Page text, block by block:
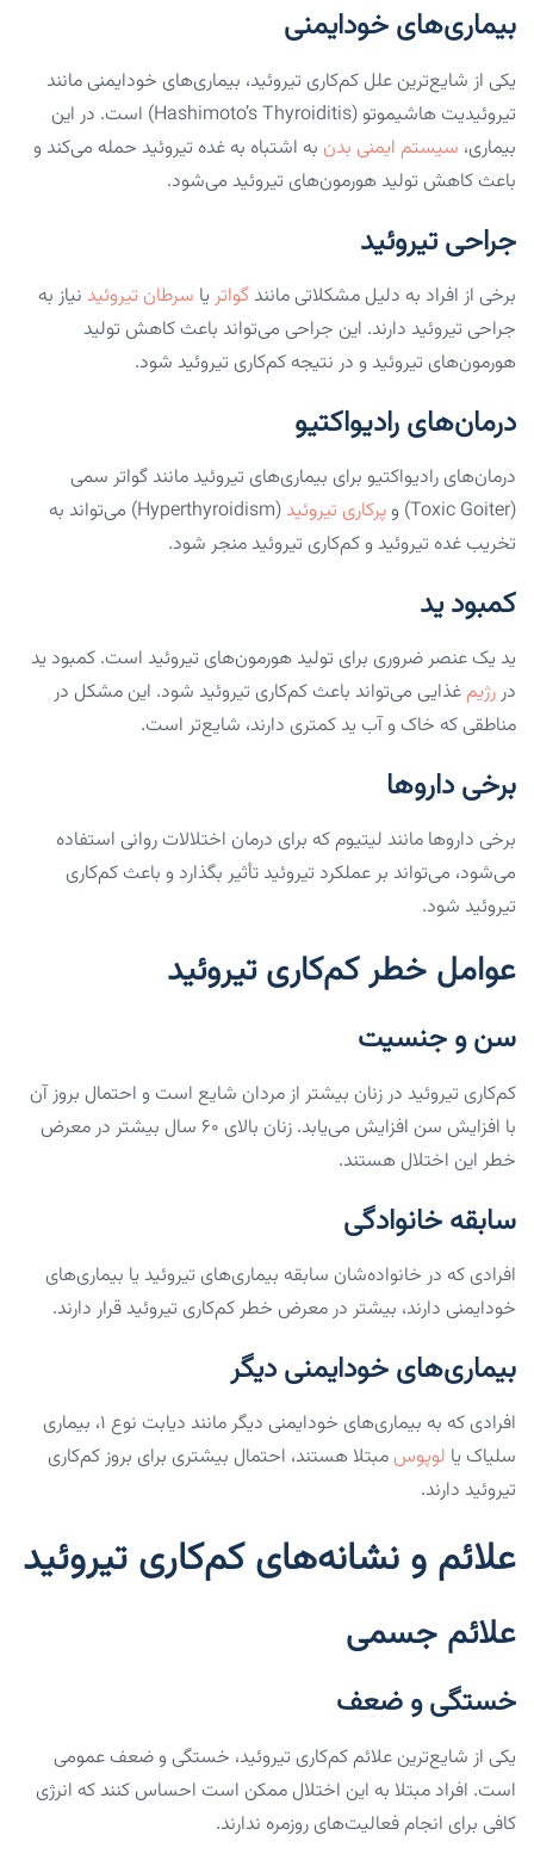
بیماری‌های خودایمنی
یکی از شایع‌ترین علل کم‌کاری تیروئید، بیماری‌های خودایمنی مانند
تیروئیدیت هاشیموتو (Hashimoto’s Thyroiditis) است. در این
بیماری، سیستم ایمنی بدن به اشتباه به غده تیروئید حمله می‌کند و
باعث کاهش تولید هورمون‌های تیروئید می‌شود.
جراحی تیروئید
برخی از افراد به دلیل مشکلاتی مانند گواتر یا سرطان تیروئید نیاز به
جراحی تیروئید دارند. این جراحی می‌تواند باعث کاهش تولید
هورمون‌های تیروئید و در نتیجه کم‌کاری تیروئید شود.
درمان‌های رادیواکتیو
درمان‌های رادیواکتیو برای بیماری‌های تیروئید مانند گواتر سمی
(Toxic Goiter) و
پرکاری تیروئید
(Hyperthyroidism) می‌تواند به
تخریب غده تیروئید و کم‌کاری تیروئید منجر شود.
کمبود ید
ید یک عنصر ضروری برای تولید هورمون‌های تیروئید است. کمبود ید
دررژیم غذایی می‌تواند باعث کم‌کاری تیروئید شود. این مشکل در
مناطقی که خاک و آب ید کمتری دارند، شایع‌تر است.
برخی داروها
برخی داروها مانند لیتیوم که برای درمان اختلالات روانی استفاده
می‌شود، می‌تواند بر عملکرد تیروئید تأثیر بگذارد و باعث کم‌کاری
تیروئید شود.
عوامل خطر کم‌کاری تیروئید
سن و جنسیت
کم‌کاری تیروئید در زنان بیشتر از مردان شایع است و احتمال بروز آن
با افزایش سن افزایش می‌یابد. زنان بالای ۶۰ سال بیشتر در معرض
خطر این اختلال هستند.
سابقه خانوادگی
افرادی که در خانواده‌شان سابقه بیماری‌های تیروئید یا بیماری‌های
خودایمنی دارند، بیشتر در معرض خطر کم‌کاری تیروئید قرار دارند.
بیماری‌های خودایمنی دیگر
افرادی که به بیماری‌های خودایمنی دیگر مانند دیابت نوع ۱، بیماری
سلیاک یا لوپوس مبتلا هستند، احتمال بیشتری برای بروز کم‌کاری
تیروئید دارند.
علائم و نشانه‌های کم‌کاری تیروئید
علائم جسمی
خستگی و ضعف
یکی از شایع‌ترین علائم کم‌کاری تیروئید، خستگی و ضعف عمومی
است. افراد مبتلا به این اختلال ممکن است احساس کنند که انرژی
کافی برای انجام فعالیت‌های روزمره ندارند.